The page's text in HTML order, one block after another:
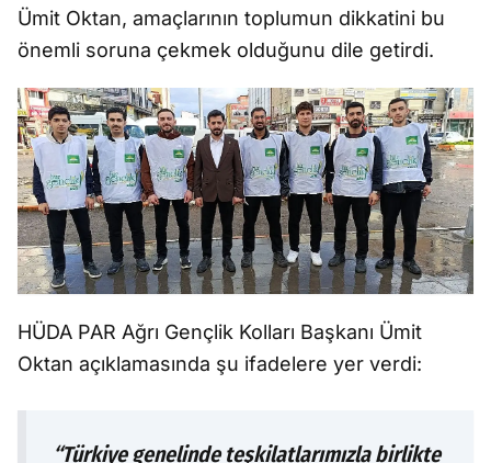
Ümit Oktan, amaçlarının toplumun dikkatini bu
önemli soruna çekmek olduğunu dile getirdi.
HÜDA PAR Ağrı Gençlik Kolları Başkanı Ümit
Oktan açıklamasında şu ifadelere yer verdi:
“Türkiye genelinde teşkilatlarımızla birlikte